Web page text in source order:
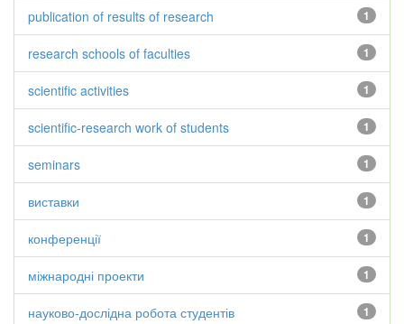
1
publication of results of research
1
research schools of faculties
1
scientific activities
1
scientific-research work of students
1
seminars
1
виставки
1
конференції
1
міжнародні проекти
1
науково-дослідна робота студентів